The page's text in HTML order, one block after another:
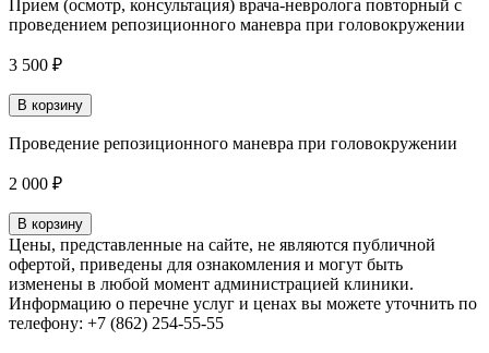
Прием (осмотр, консультация) врача-невролога повторный с
проведением репозиционного маневра при головокружении
3 500 ₽
В корзину
Проведение репозиционного маневра при головокружении
2 000 ₽
В корзину
Цены, представленные на сайте, не являются публичной
офертой, приведены для ознакомления и могут быть
изменены в любой момент администрацией клиники.
Информацию о перечне услуг и ценах вы можете уточнить по
телефону: +7 (862) 254-55-55